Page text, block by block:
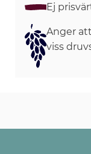
Ej
Anger
viss